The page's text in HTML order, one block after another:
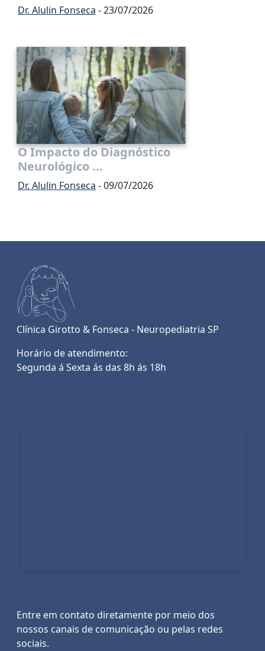
Dr. Alulin Fonseca - 23/07/2026
O Impacto do Diagnóstico
Neurológico ...
Dr. Alulin Fonseca - 09/07/2026
Clínica Girotto & Fonseca - Neuropediatria SP
Horário de atendimento:
Segunda á Sexta ás das 8h ás 18h
Entre em contato diretamente por meio dos
nossos canais de comunicação ou pelas redes
sociais.